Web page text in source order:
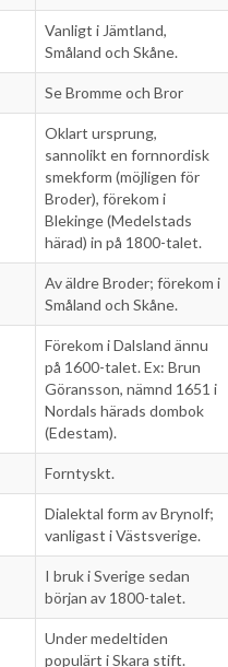
Vanligt i Jämtland,
Småland och Skåne.
Se Bromme och Bror
Oklart ursprung,
sannolikt en fornnordisk
smekform (möjligen för
Broder), förekom i
Blekinge (Medelstads
härad) in på 1800-talet.
Av äldre Broder; förekom i
Småland och Skåne.
Förekom i Dalsland ännu
på 1600-talet. Ex: Brun
Göransson, nämnd 1651 i
Nordals härads dombok
(Edestam).
Forntyskt.
Dialektal form av Brynolf;
vanligast i Västsverige.
I bruk i Sverige sedan
början av 1800-talet.
Under medeltiden
populärt i Skara stift.